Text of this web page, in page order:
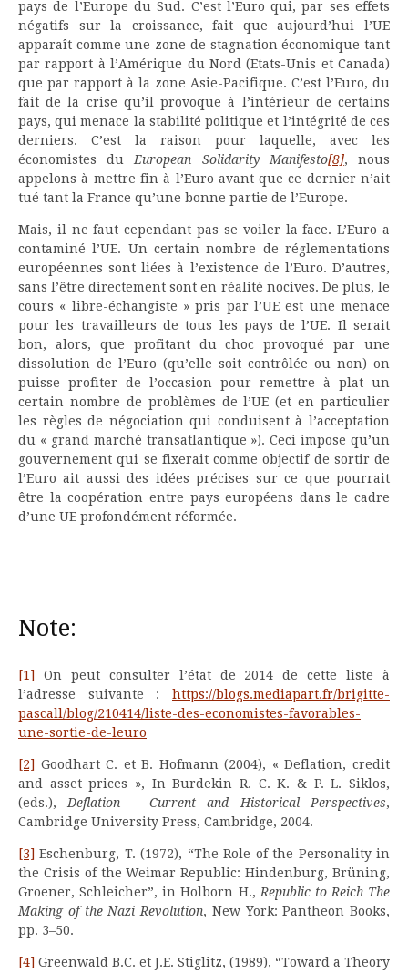
pays de l’Europe du Sud. C’est l’Euro qui, par ses effets
négatifs sur la croissance, fait que aujourd’hui l’UE
apparaît comme une zone de stagnation économique tant
par rapport à l’Amérique du Nord (Etats-Unis et Canada)
que par rapport à la zone Asie-Pacifique. C’est l’Euro, du
fait de la crise qu’il provoque à l’intérieur de certains
pays, qui menace la stabilité politique et l’intégrité de ces
derniers. C’est la raison pour laquelle, avec les
économistes du European Solidarity Manifesto[8], nous
appelons à mettre fin à l’Euro avant que ce dernier n’ait
tué tant la France qu’une bonne partie de l’Europe.
Mais, il ne faut cependant pas se voiler la face. L’Euro a
contaminé l’UE. Un certain nombre de réglementations
européennes sont liées à l’existence de l’Euro. D’autres,
sans l’être directement sont en réalité nocives. De plus, le
cours « libre-échangiste » pris par l’UE est une menace
pour les travailleurs de tous les pays de l’UE. Il serait
bon, alors, que profitant du choc provoqué par une
dissolution de l’Euro (qu’elle soit contrôlée ou non) on
puisse profiter de l’occasion pour remettre à plat un
certain nombre de problèmes de l’UE (et en particulier
les règles de négociation qui conduisent à l’acceptation
du « grand marché transatlantique »). Ceci impose qu’un
gouvernement qui se fixerait comme objectif de sortir de
l’Euro ait aussi des idées précises sur ce que pourrait
être la coopération entre pays européens dans le cadre
d’une UE profondément réformée.
Note:
[1]
On peut consulter l’état de 2014 de cette liste à
l’adresse suivante : https://blogs.mediapart.fr/brigitte-
pascall/blog/210414/liste-des-economistes-favorables-
une-sortie-de-leuro
[2] Goodhart C. et B. Hofmann (2004), « Deflation, credit
and asset prices », In Burdekin R. C. K. & P. L. Siklos,
(eds.), Deflation – Current and Historical Perspectives,
Cambridge University Press, Cambridge, 2004.
[3] Eschenburg, T. (1972), “The Role of the Personality in
the Crisis of the Weimar Republic: Hindenburg, Brüning,
Groener, Schleicher”, in Holborn H., Republic to Reich The
Making of the Nazi Revolution, New York: Pantheon Books,
pp. 3–50.
[4] Greenwald B.C. et J.E. Stiglitz, (1989), “Toward a Theory